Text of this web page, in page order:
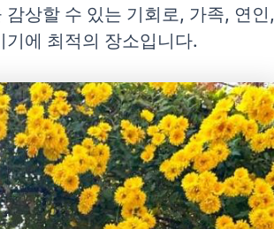
상할 수 있는 기회로, 가족, 연인,
에 최적의 장소입니다.